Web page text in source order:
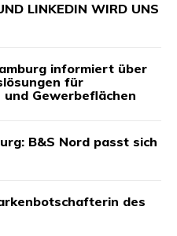
LINKEDIN WIRD UNS
informiert über
für
und Gewerbeflächen
B&S Nord passt sich
des